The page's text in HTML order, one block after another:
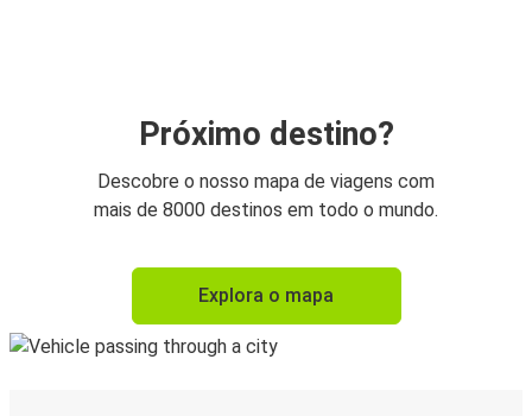
Próximo destino?
Descobre o nosso mapa de viagens com
mais de 8000 destinos em todo o mundo.
Explora o mapa